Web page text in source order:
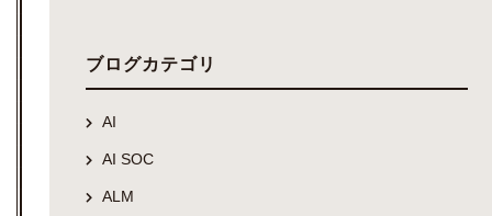
ブログカテゴリ
AI
AI SOC
ALM